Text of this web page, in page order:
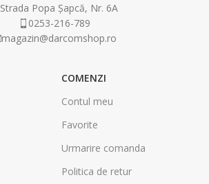
Strada Popa Șapcă, Nr. 6A
0253-216-789
magazin@darcomshop.ro
COMENZI
Contul meu
Favorite
Urmarire comanda
Politica de retur